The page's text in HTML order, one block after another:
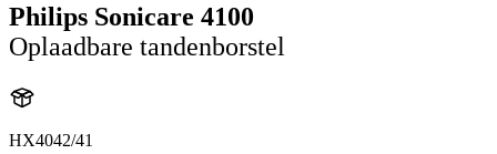
Philips Sonicare 4100
Oplaadbare tandenborstel
HX4042/41